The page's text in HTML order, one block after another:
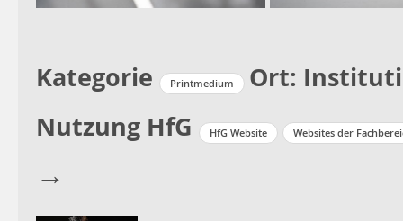
Kategorie Printmedium
Ort:
Nutzung HfG
HfG Website Websites der
→